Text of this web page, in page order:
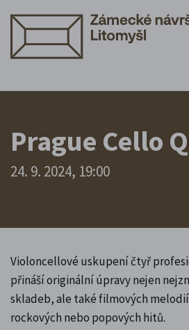
Prague Cello
24. 9. 2024, 19:00
Violoncellové uskupení čtyř
přináší originální úpravy nejen
skladeb, ale také filmových melodií
rockových nebo popových hitů.